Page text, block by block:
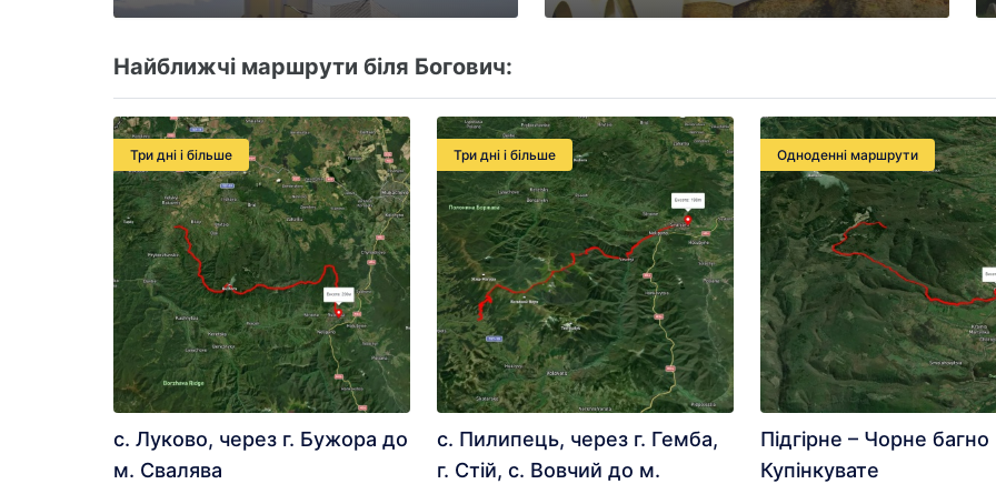
Найближчі маршрути біля Богович:
Три дні і більше
с. Луково, через г. Бужора до
м. Свалява
Три дні і більше
с. Пилипець, через г. Гемба,
г. Стій, с. Вовчий до м.
Одноденні маршрути
Підгірне – Чорне багно
Купінкувате